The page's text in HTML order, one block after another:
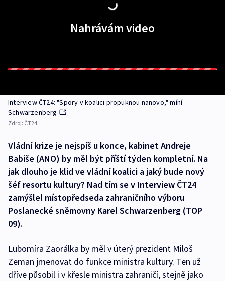
Nahrávám video
Interview ČT24: "Spory v koalici propuknou nanovo," míní
Schwarzenberg
Zdroj: ČT24
Vládní krize je nejspíš u konce, kabinet Andreje
Babiše (ANO) by měl být příští týden kompletní. Na
jak dlouho je klid ve vládní koalici a jaký bude nový
šéf resortu kultury? Nad tím se v Interview ČT24
zamýšlel místopředseda zahraničního výboru
Poslanecké sněmovny Karel Schwarzenberg (TOP
09).
Lubomíra Zaorálka by měl v úterý prezident Miloš
Zeman jmenovat do funkce ministra kultury. Ten už
dříve působil i v křesle ministra zahraničí, stejně jako